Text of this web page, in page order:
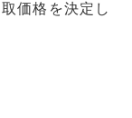
価格を決定し